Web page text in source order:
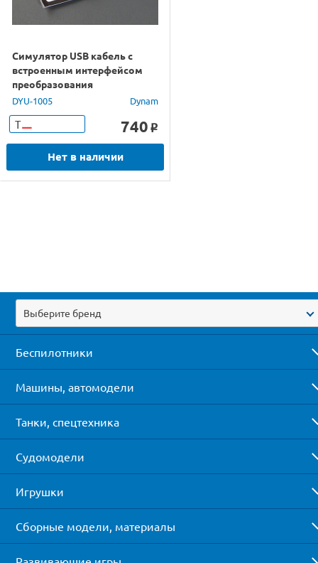
Симулятор USB кабель с
встроенным интерфейсом
преобразования
DYU-1005 Dynam
Т 740 o
Нет в наличии
Выберите бренд
Беспилотники
Машины, автомодели
Танки, спецтехника
Судомодели
Игрушки
Сборные модели, материалы